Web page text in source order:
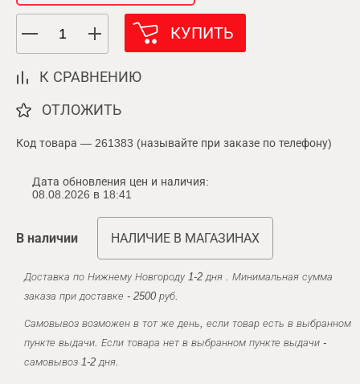
КУПИТЬ
К СРАВНЕНИЮ
ОТЛОЖИТЬ
Код товара — 261383 (называйте при заказе по телефону)
Дата обновления цен и наличия:
08.08.2026 в 18:41
В наличии НАЛИЧИЕ В МАГАЗИНАХ
Доставка по Нижнему Новгороду 1-2 дня . Минимальная сумма
заказа при доставке - 2500 руб.
Самовывоз возможен в тот же день, если товар есть в выбранном
пункте выдачи. Если товара нет в выбранном пункте выдачи -
самовывоз 1-2 дня.